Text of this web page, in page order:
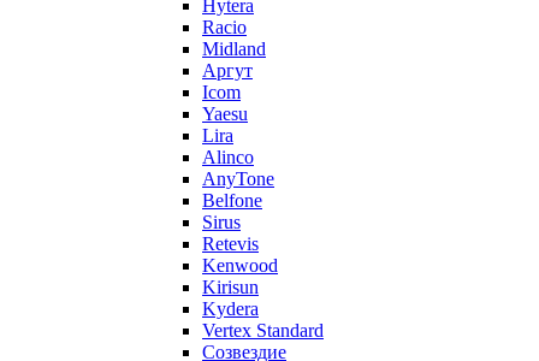
Hytera
Racio
Midland
Аргут
Icom
Yaesu
Lira
Alinco
AnyTone
Belfone
Sirus
Retevis
Kenwood
Kirisun
Kydera
Vertex Standard
Созвездие